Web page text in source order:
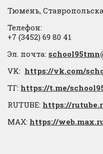
Тюмень,
Телефон:
+7 (3452) 69 80 41
Эл. почта:
VK: https://vk.com/
ТГ: https://t.me/
RUTUBE: https://
МАХ: https://